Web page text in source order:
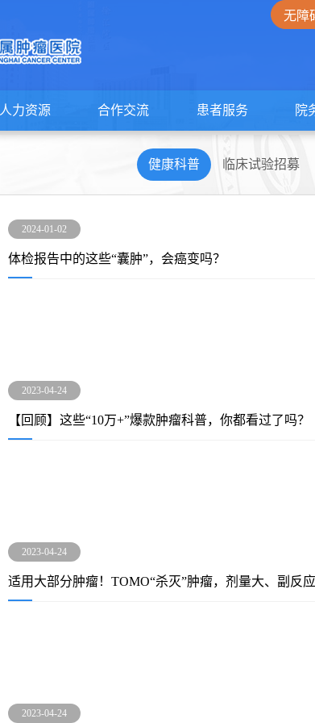
无障
人力资源 合作交流 患者服务 院
健康科普 临床试验招募
2024-01-02
体检报告中的这些“囊肿”，会癌变吗？
2023-04-24
【回顾】这些“10万+”爆款肿瘤科普，你都看过了吗？
2023-04-24
适用大部分肿瘤！TOMO“杀灭”肿瘤，剂量大、副反
2023-04-24